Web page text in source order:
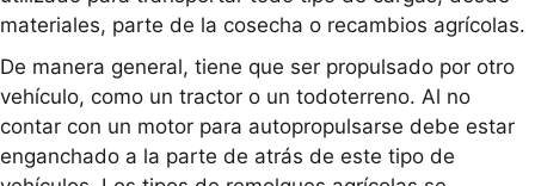
materiales, parte de la cosecha o recambios agrícolas.
De manera general, tiene que ser propulsado por otro
vehículo, como un tractor o un todoterreno. Al no
contar con un motor para autopropulsarse debe estar
enganchado a la parte de atrás de este tipo de